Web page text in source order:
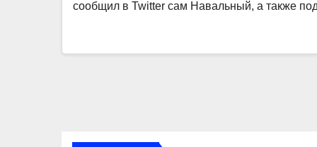
сообщил в Twitter сам Навальный, а также